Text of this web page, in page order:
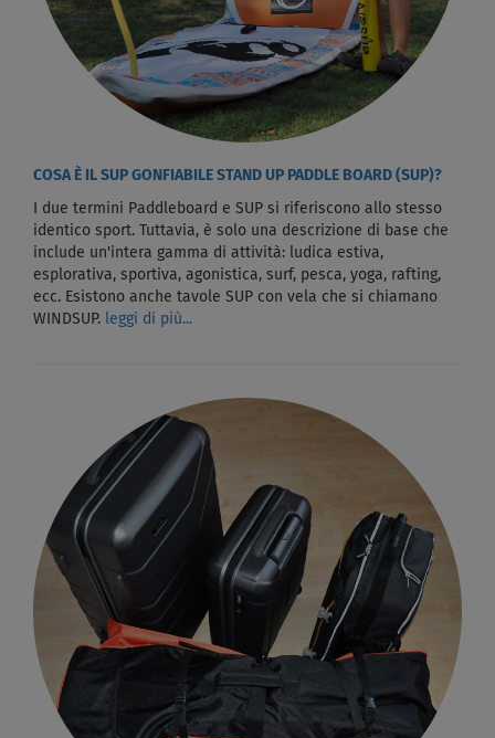
COSA È IL SUP GONFIABILE STAND UP PADDLE BOARD (SUP)?
I due termini Paddleboard e SUP si riferiscono allo stesso
identico sport. Tuttavia, è solo una descrizione di base che
include un'intera gamma di attività: ludica estiva,
esplorativa, sportiva, agonistica, surf, pesca, yoga, rafting,
ecc. Esistono anche tavole SUP con vela che si chiamano
WINDSUP. leggi di più...